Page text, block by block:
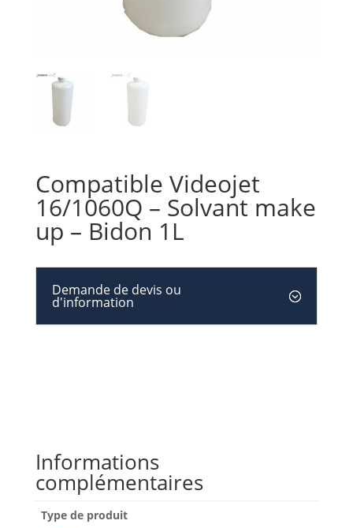
Compatible Videojet
16/1060Q – Solvant make
up – Bidon 1L
Demande de devis ou
d'information
Informations
complémentaires
Type de produit